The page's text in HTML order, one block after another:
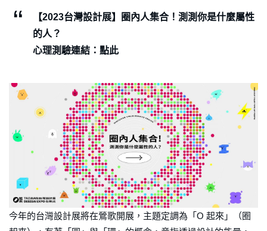
【2023台灣設計展】圈內人集合！測測你是什麼屬性
的人？
心理測驗連結：點此
今年的台灣設計展將在鶯歌開展，主題定調為「O 起來」（圈